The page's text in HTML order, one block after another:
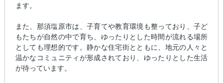
ます。
また、那須塩原市は、子育てや教育環境も整っており、子ど
もたちが自然の中で育ち、ゆったりとした時間が流れる場所
としても理想的です。静かな住宅街とともに、地元の人々と
温かなコミュニティが形成されており、ゆったりとした生活
が待っています。